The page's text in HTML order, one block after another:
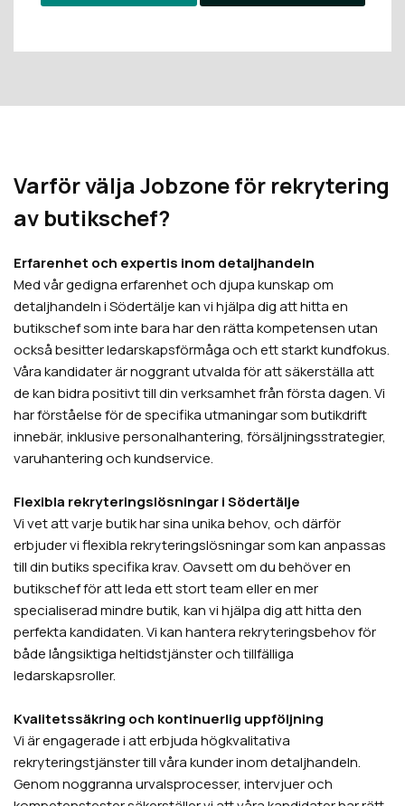
Varför välja Jobzone för rekrytering
av butikschef?
Erfarenhet och expertis inom detaljhandeln
Med vår gedigna erfarenhet och djupa kunskap om
detaljhandeln i Södertälje kan vi hjälpa dig att hitta en
butikschef som inte bara har den rätta kompetensen utan
också besitter ledarskapsförmåga och ett starkt kundfokus.
Våra kandidater är noggrant utvalda för att säkerställa att
de kan bidra positivt till din verksamhet från första dagen. Vi
har förståelse för de specifika utmaningar som butikdrift
innebär, inklusive personalhantering, försäljningsstrategier,
varuhantering och kundservice.
Flexibla rekryteringslösningar i Södertälje
Vi vet att varje butik har sina unika behov, och därför
erbjuder vi flexibla rekryteringslösningar som kan anpassas
till din butiks specifika krav. Oavsett om du behöver en
butikschef för att leda ett stort team eller en mer
specialiserad mindre butik, kan vi hjälpa dig att hitta den
perfekta kandidaten. Vi kan hantera rekryteringsbehov för
både långsiktiga heltidstjänster och tillfälliga
ledarskapsroller.
Kvalitetssäkring och kontinuerlig uppföljning
Vi är engagerade i att erbjuda högkvalitativa
rekryteringstjänster till våra kunder inom detaljhandeln.
Genom noggranna urvalsprocesser, intervjuer och